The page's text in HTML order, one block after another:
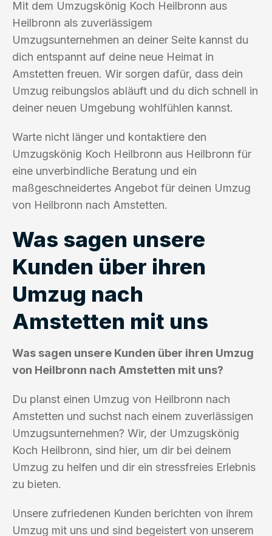
Mit dem Umzugskönig Koch Heilbronn aus
Heilbronn als zuverlässigem
Umzugsunternehmen an deiner Seite kannst du
dich entspannt auf deine neue Heimat in
Amstetten freuen. Wir sorgen dafür, dass dein
Umzug reibungslos abläuft und du dich schnell in
deiner neuen Umgebung wohlfühlen kannst.
Warte nicht länger und kontaktiere den
Umzugskönig Koch Heilbronn aus Heilbronn für
eine unverbindliche Beratung und ein
maßgeschneidertes Angebot für deinen Umzug
von Heilbronn nach Amstetten.
Was sagen unsere
Kunden über ihren
Umzug nach
Amstetten mit uns
Was sagen unsere Kunden über ihren Umzug
von Heilbronn nach Amstetten mit uns?
Du planst einen Umzug von Heilbronn nach
Amstetten und suchst nach einem zuverlässigen
Umzugsunternehmen? Wir, der Umzugskönig
Koch Heilbronn, sind hier, um dir bei deinem
Umzug zu helfen und dir ein stressfreies Erlebnis
zu bieten.
Unsere zufriedenen Kunden berichten von ihrem
Umzug mit uns und sind begeistert von unserem